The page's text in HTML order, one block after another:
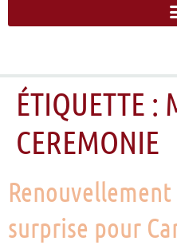
ÉTIQUETTE :
CEREMONIE
surprise pour